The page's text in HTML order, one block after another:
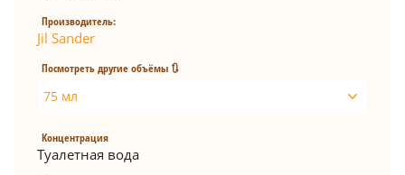
Производитель:
Jil Sander
Посмотреть другие объёмы 🔃
75 мл
Концентрация
Туалетная вода